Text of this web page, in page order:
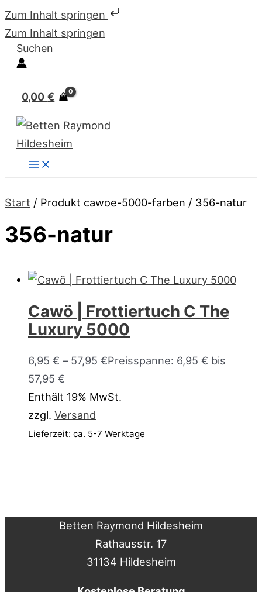
Zum Inhalt springen
Zum Inhalt springen
Suchen
0,00€
Start / Produkt cawoe-5000-farben / 356-natur
356-natur
Cawö | Frottiertuch C The
Luxury 5000
6,95 € – 57,95 €Preisspanne: 6,95 € bis
57,95 €
Enthält 19% MwSt.
zzgl. Versand
Lieferzeit: ca. 5-7 Werktage
Betten Raymond Hildesheim
Rathausstr. 17
31134 Hildesheim